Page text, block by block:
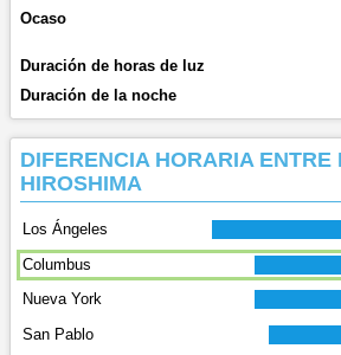
Ocaso
Duración de horas de luz
Duración de la noche
DIFERENCIA HORARIA ENTRE
HIROSHIMA
Los Ángeles
Columbus
Nueva York
San Pablo